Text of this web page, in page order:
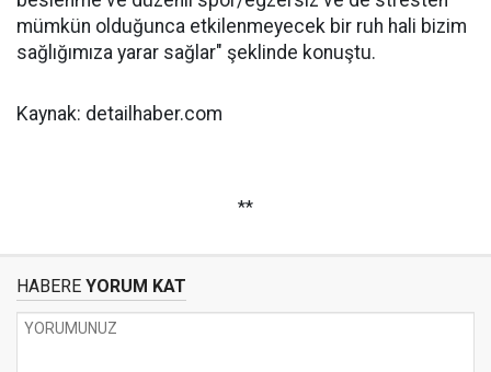
mümkün olduğunca etkilenmeyecek bir ruh hali bizim
sağlığımıza yarar sağlar" şeklinde konuştu.
Kaynak: detailhaber.com
**
HABERE YORUM KAT